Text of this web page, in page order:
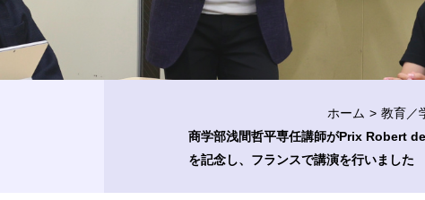
ホーム
教育／
商学部浅間哲平専任講師がPrix Robert
を記念し、フランスで講演を行いました